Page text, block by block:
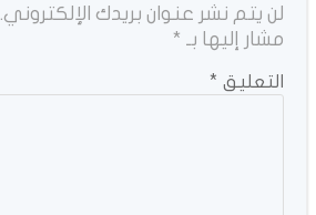
لن يتم نشر عنوان بريدك الإلكتروني.
مشار إليها بـ *
التعليق *